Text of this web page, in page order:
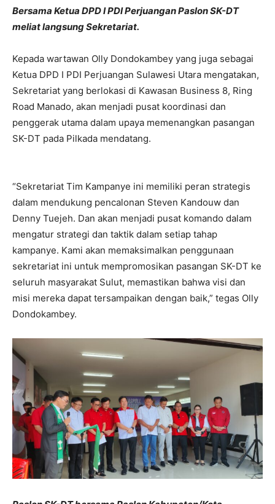
Bersama Ketua DPD I PDI Perjuangan Paslon SK-DT
meliat langsung Sekretariat.
Kepada wartawan Olly Dondokambey yang juga sebagai
Ketua DPD I PDI Perjuangan Sulawesi Utara mengatakan,
Sekretariat yang berlokasi di Kawasan Business 8, Ring
Road Manado, akan menjadi pusat koordinasi dan
penggerak utama dalam upaya memenangkan pasangan
SK-DT pada Pilkada mendatang.
“Sekretariat Tim Kampanye ini memiliki peran strategis
dalam mendukung pencalonan Steven Kandouw dan
Denny Tuejeh. Dan akan menjadi pusat komando dalam
mengatur strategi dan taktik dalam setiap tahap
kampanye. Kami akan memaksimalkan penggunaan
sekretariat ini untuk mempromosikan pasangan SK-DT ke
seluruh masyarakat Sulut, memastikan bahwa visi dan
misi mereka dapat tersampaikan dengan baik,” tegas Olly
Dondokambey.